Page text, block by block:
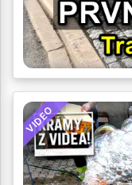
VIDEO